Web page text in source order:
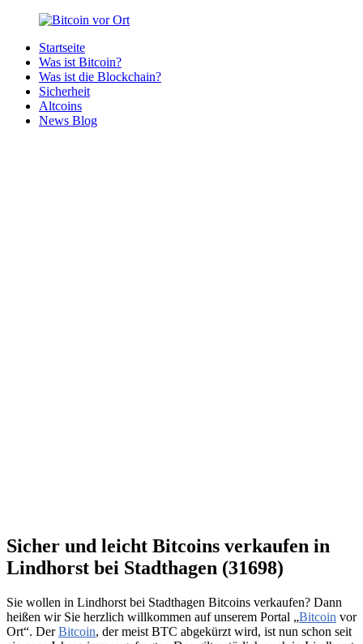
Zurück
Inhalt
Bitcoin
Bitcoins
deiner
Region
Startseite
Was ist Bitcoin?
Was ist die Blockchain?
Sicherheit
Altcoins
News Blog
Sicher und leicht Bitcoins verkaufen in
Lindhorst bei Stadthagen (31698)
Sie wollen in Lindhorst bei Stadthagen Bitcoins verkaufen? Dann
heißen wir Sie herzlich willkommen auf unserem Portal „Bitcoin vor
Ort“. DerBitcoin, der meist BTC abgekürzt wird, ist nun schon seit